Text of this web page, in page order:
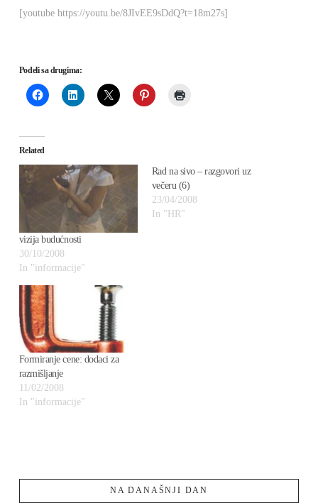
[youtube https://youtu.be/8JIvEE9sDdQ?t=18m27s]
Podeli sa drugima:
Related
vizija budućnosti
30/10/2008
In "informacije"
Rad na sivo – razgovori uz
večeru (6)
23/04/2008
In "HR"
Formiranje cene: dodaci za
razmišljanje
11/02/2008
In "informacije"
NA DANAŠNJI DAN